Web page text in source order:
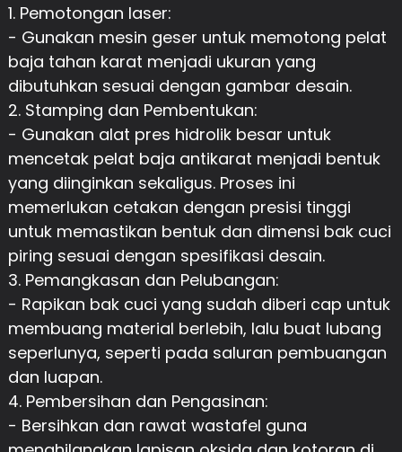
1. Pemotongan laser:
- Gunakan mesin geser untuk memotong pelat
baja tahan karat menjadi ukuran yang
dibutuhkan sesuai dengan gambar desain.
2. Stamping dan Pembentukan:
- Gunakan alat pres hidrolik besar untuk
mencetak pelat baja antikarat menjadi bentuk
yang diinginkan sekaligus. Proses ini
memerlukan cetakan dengan presisi tinggi
untuk memastikan bentuk dan dimensi bak cuci
piring sesuai dengan spesifikasi desain.
3. Pemangkasan dan Pelubangan:
- Rapikan bak cuci yang sudah diberi cap untuk
membuang material berlebih, lalu buat lubang
seperlunya, seperti pada saluran pembuangan
dan luapan.
4. Pembersihan dan Pengasinan:
- Bersihkan dan rawat wastafel guna